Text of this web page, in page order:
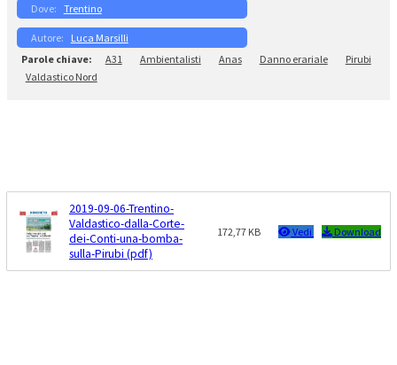
Trentino
Luca Marsilli
A31
Ambientalisti Anas Danno erariale
Pirubi
Valdastico Nord
2019-09-06-Trentino-
Valdastico-dalla-Corte-
dei-Conti-una-bomba-
sulla-Pirubi (pdf)
172,77 KB Vedi Download